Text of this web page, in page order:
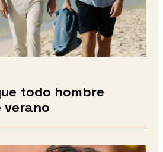
todo hombre
verano